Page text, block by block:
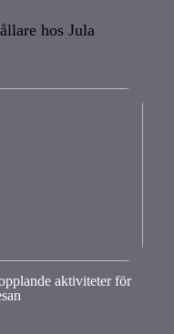
hos Jula
aktiviteter för